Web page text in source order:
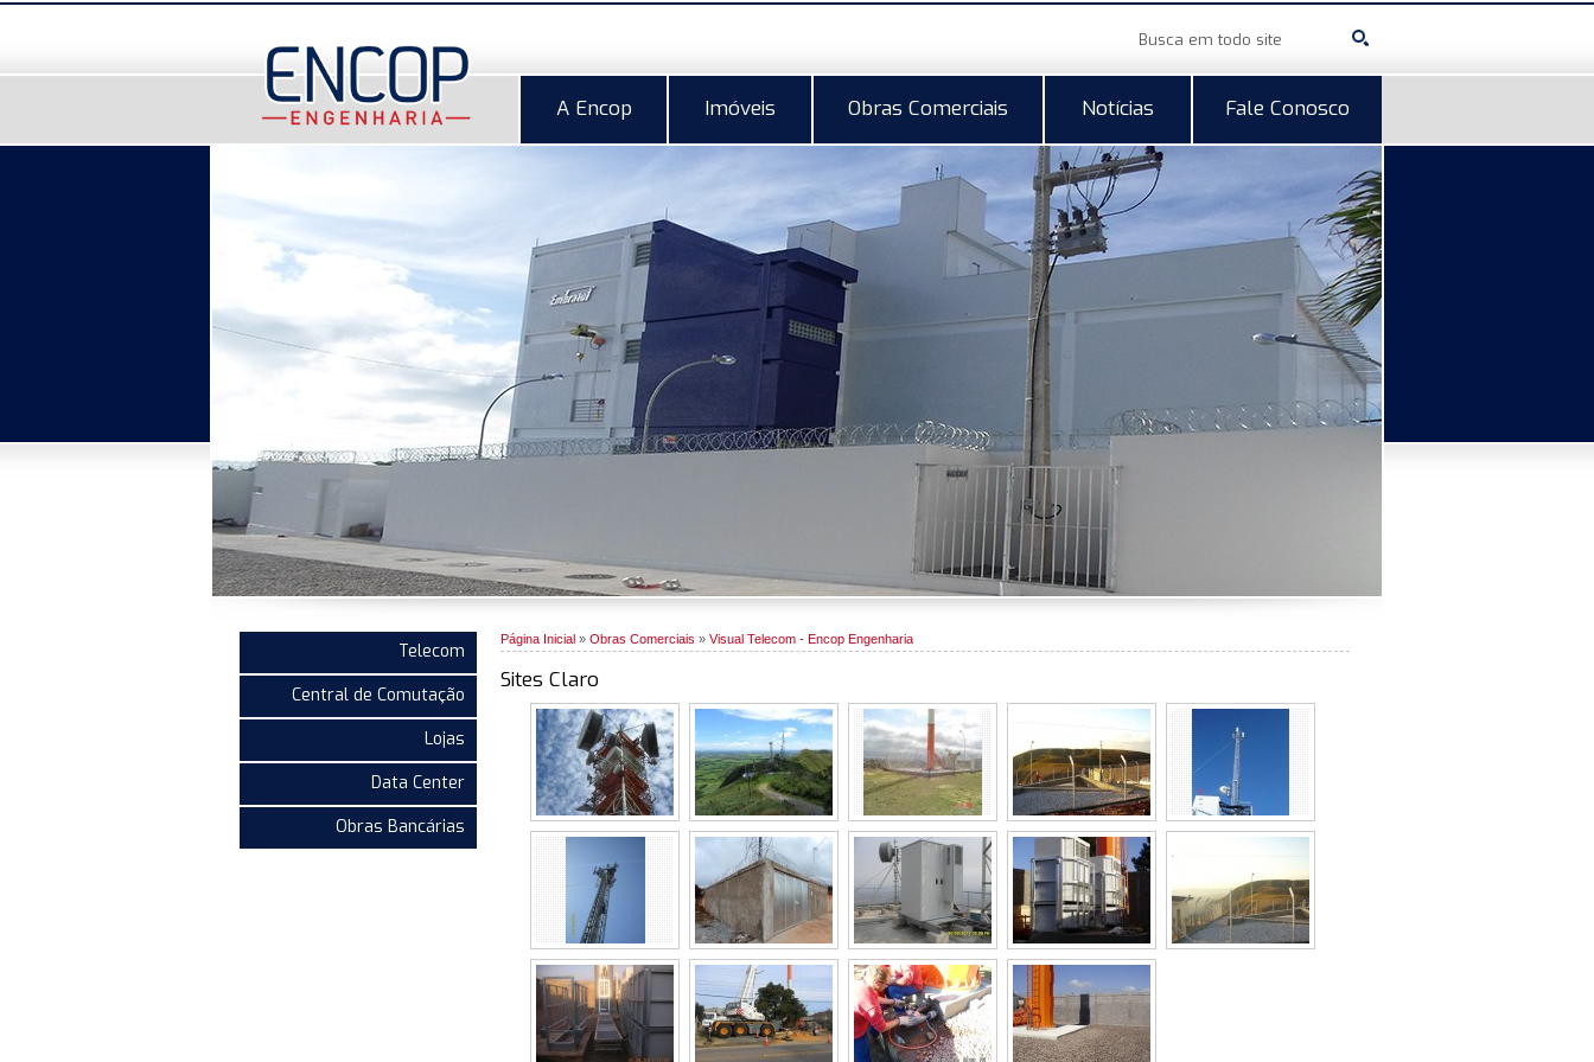
A Encop Imóveis Obras Comerciais Notícias Fale Conosco
Telecom
Central de Comutação
Lojas
Data Center
Obras Bancárias
Página Inicial » Obras Comerciais » Visual Telecom - Encop Engenharia
Sites Claro
Site Claro Paraná Lavras Site Claro Paraná Nova Lima Site Claro Paraná
Gravataí Águas Lindas Gov. Valadares Lages Nova Lima